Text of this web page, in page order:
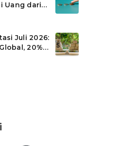
Uang dari
Juli 2026:
20%
Jadi